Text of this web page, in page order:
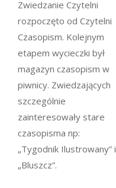
Zwiedzanie Czytelni
rozpoczęto od Czytelni
Czasopism. Kolejnym
etapem wycieczki był
magazyn czasopism w
piwnicy. Zwiedzających
szczególnie
zainteresowały stare
czasopisma np:
„Tygodnik Ilustrowany” i
„Bluszcz”.